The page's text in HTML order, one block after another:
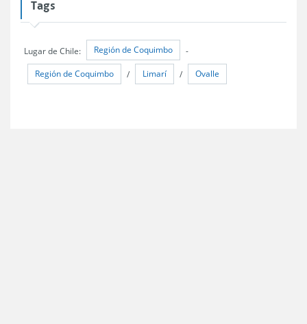
Tags
Lugar de Chile: Región de Coquimbo -
Región de Coquimbo / Limarí / Ovalle